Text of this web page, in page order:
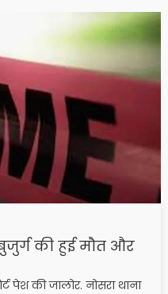
की हुई मौत और
पेश की जालोर. नोसरा थाना